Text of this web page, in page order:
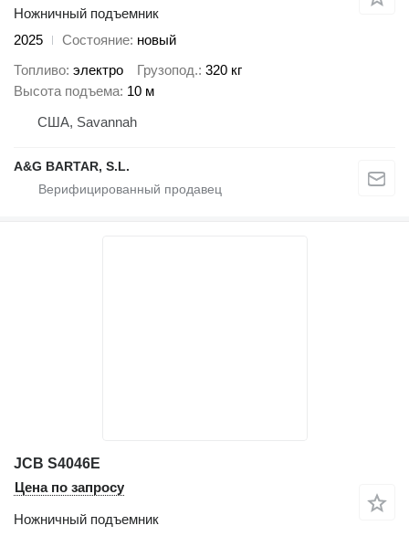
Ножничный подъемник
2025
Состояние новый
Топливо электро Грузопод. 320 кг
Высота подъема 10 м
США, Savannah
A&G BARTAR, S.L.
JCB S4046E
Цена по запросу
Ножничный подъемник